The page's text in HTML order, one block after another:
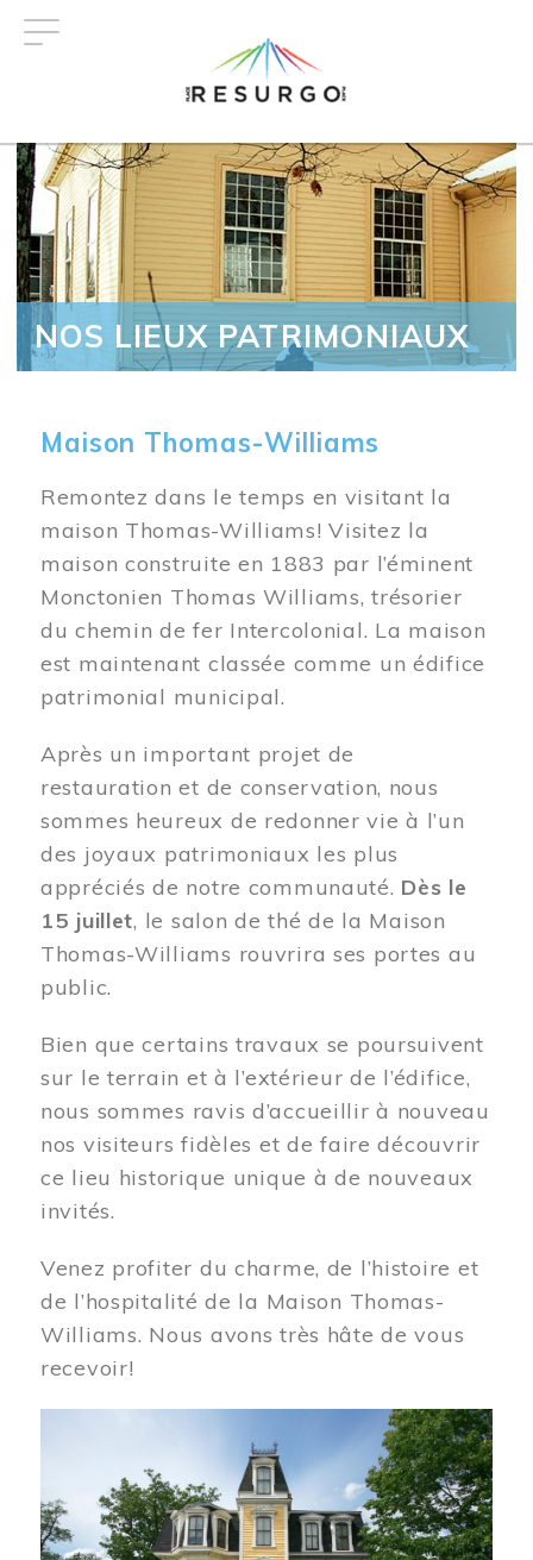
NOS LIEUX PATRIMONIAUX
Maison Thomas-Williams
Remontez dans le temps en visitant la
maison Thomas-Williams! Visitez la
maison construite en 1883 par l’éminent
Monctonien Thomas Williams, trésorier
du chemin de fer Intercolonial. La maison
est maintenant classée comme un édifice
patrimonial municipal.
Après un important projet de
restauration et de conservation, nous
sommes heureux de redonner vie à l’un
des joyaux patrimoniaux les plus
appréciés de notre communauté. Dès le
15 juillet, le salon de thé de la Maison
Thomas-Williams rouvrira ses portes au
public.
Bien que certains travaux se poursuivent
sur le terrain et à l’extérieur de l’édifice,
nous sommes ravis d’accueillir à nouveau
nos visiteurs fidèles et de faire découvrir
ce lieu historique unique à de nouveaux
invités.
Venez profiter du charme, de l’histoire et
de l’hospitalité de la Maison Thomas-
Williams. Nous avons très hâte de vous
recevoir!